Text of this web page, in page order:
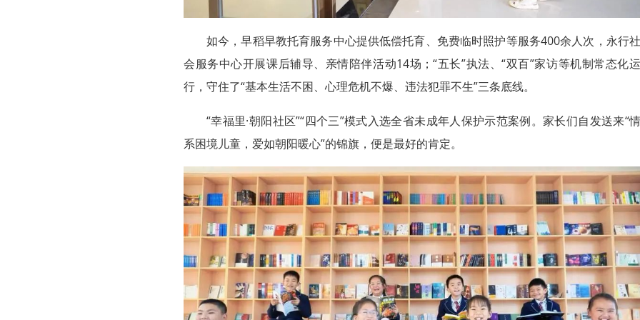
如今，早稻早教托育服务中心提供低偿托育、免费临时照护等服务400余人次，永行社
会服务中心开展课后辅导、亲情陪伴活动14场；“五长”执法、“双百”家访等机制常态化运
行，守住了“基本生活不困、心理危机不爆、违法犯罪不生”三条底线。
“幸福里·朝阳社区”“四个三”模式入选全省未成年人保护示范案例。家长们自发送来“情
系困境儿童，爱如朝阳暖心”的锦旗，便是最好的肯定。